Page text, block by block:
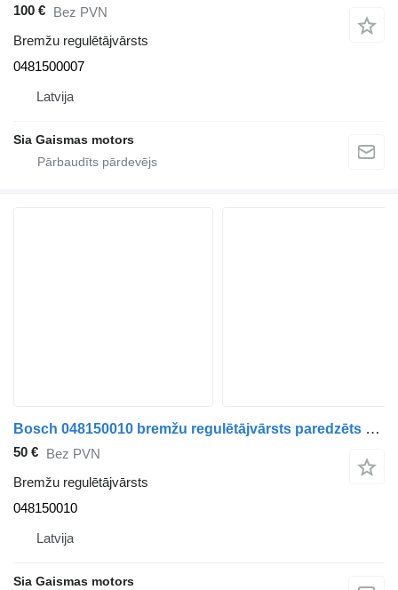
100 € Bez PVN
Bremžu regulētājvārsts
0481500007
Latvija
Sia Gaismas motors
Bosch 048150010 bremžu regulētājvārsts paredzēts Setra 309hd autobusa
50 € Bez PVN
Bremžu regulētājvārsts
048150010
Latvija
Sia Gaismas motors